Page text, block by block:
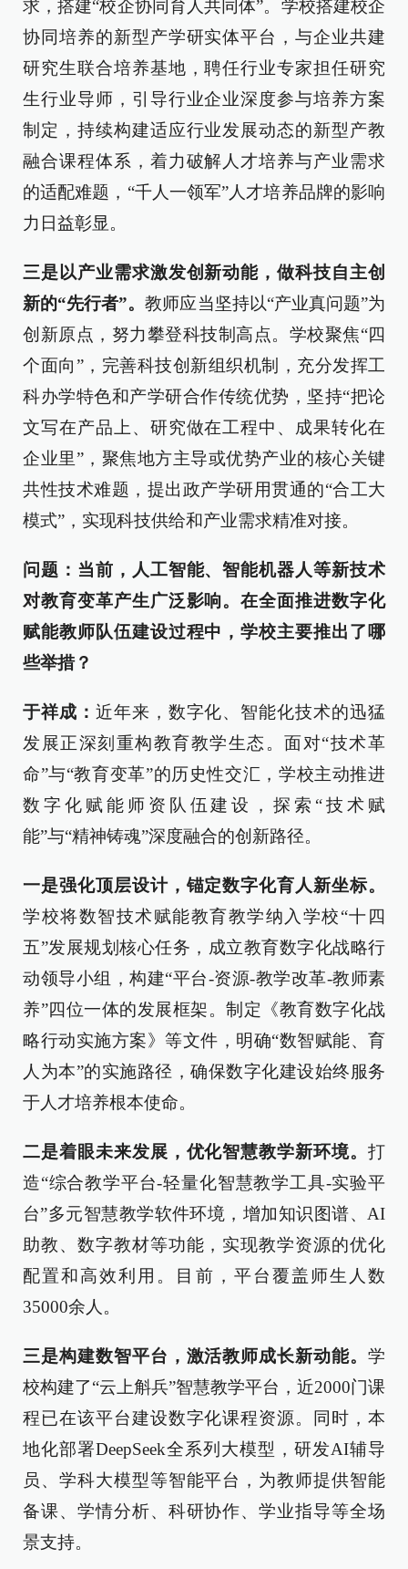
求，搭建“校企协同育人共同体”。学校搭建校企
协同培养的新型产学研实体平台，与企业共建
研究生联合培养基地，聘任行业专家担任研究
生行业导师，引导行业企业深度参与培养方案
制定，持续构建适应行业发展动态的新型产教
融合课程体系，着力破解人才培养与产业需求
的适配难题，“千人一领军”人才培养品牌的影响
力日益彰显。
三是以产业需求激发创新动能，做科技自主创
新的“先行者”。教师应当坚持以“产业真问题”为
创新原点，努力攀登科技制高点。学校聚焦“四
个面向”，完善科技创新组织机制，充分发挥工
科办学特色和产学研合作传统优势，坚持“把论
文写在产品上、研究做在工程中、成果转化在
企业里”，聚焦地方主导或优势产业的核心关键
共性技术难题，提出政产学研用贯通的“合工大
模式”，实现科技供给和产业需求精准对接。
问题：当前，人工智能、智能机器人等新技术
对教育变革产生广泛影响。在全面推进数字化
赋能教师队伍建设过程中，学校主要推出了哪
些举措？
于祥成： 近年来，数字化、智能化技术的迅猛
发展正深刻重构教育教学生态。面对“技术革
命”与“教育变革”的历史性交汇，学校主动推进
数字化赋能师资队伍建设，探索“技术赋
能”与“精神铸魂”深度融合的创新路径。
一是强化顶层设计，锚定数字化育人新坐标。
学校将数智技术赋能教育教学纳入学校“十四
五”发展规划核心任务，成立教育数字化战略行
动领导小组，构建“平台-资源-教学改革-教师素
养”四位一体的发展框架。制定《教育数字化战
略行动实施方案》等文件，明确“数智赋能、育
人为本”的实施路径，确保数字化建设始终服务
于人才培养根本使命。
二是着眼未来发展，优化智慧教学新环境。 打
造“综合教学平台-轻量化智慧教学工具-实验平
台”多元智慧教学软件环境，增加知识图谱、AI
助教、数字教材等功能，实现教学资源的优化
配置和高效利用。目前，平台覆盖师生人数
35000余人。
三是构建数智平台，激活教师成长新动能。 学
校构建了“云上斛兵”智慧教学平台，近2000门课
程已在该平台建设数字化课程资源。同时，本
地化部署DeepSeek全系列大模型，研发AI辅导
员、学科大模型等智能平台，为教师提供智能
备课、学情分析、科研协作、学业指导等全场
景支持。